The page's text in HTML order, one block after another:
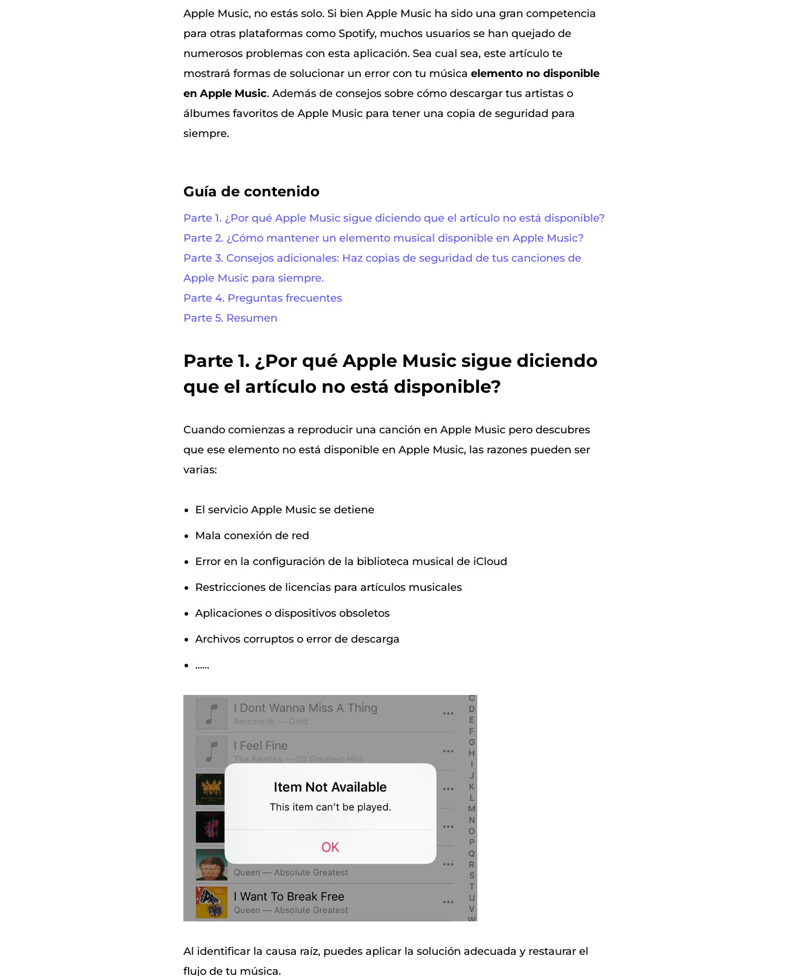
Apple Music, no estás solo. Si bien Apple Music ha sido una gran competencia
para otras plataformas como Spotify, muchos usuarios se han quejado de
numerosos problemas con esta aplicación. Sea cual sea, este artículo te
mostrará formas de solucionar un error con tu música elemento no disponible
en Apple Music. Además de consejos sobre cómo descargar tus artistas o
álbumes favoritos de Apple Music para tener una copia de seguridad para
siempre.
Guía de contenido
Parte 1. ¿Por qué Apple Music sigue diciendo que el artículo no está disponible?
Parte 2. ¿Cómo mantener un elemento musical disponible en Apple Music?
Parte 3. Consejos adicionales: Haz copias de seguridad de tus canciones de
Apple Music para siempre.
Parte 4. Preguntas frecuentes
Parte 5. Resumen
Parte 1. ¿Por qué Apple Music sigue diciendo
que el artículo no está disponible?
Cuando comienzas a reproducir una canción en Apple Music pero descubres
que ese elemento no está disponible en Apple Music, las razones pueden ser
varias:
El servicio Apple Music se detiene
Mala conexión de red
Error en la configuración de la biblioteca musical de iCloud
Restricciones de licencias para artículos musicales
Aplicaciones o dispositivos obsoletos
Archivos corruptos o error de descarga
......
Al identificar la causa raíz, puedes aplicar la solución adecuada y restaurar el
flujo de tu música.